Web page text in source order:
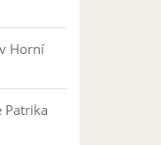
Horní
Patrika